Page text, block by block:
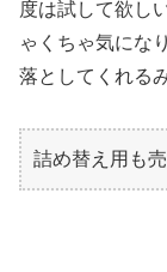
度は試して欲し
ゃくちゃ気にな
落としてくれる
詰め替え用も